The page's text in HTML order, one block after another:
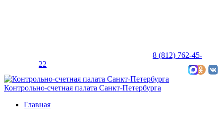
8 (812) 762-45-
22
Контрольно-счетная палата Санкт-Петербурга
Главная